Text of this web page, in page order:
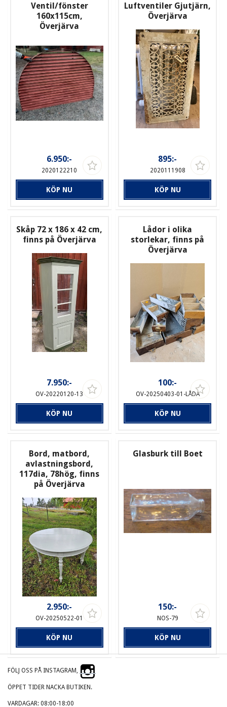
Ventil/fönster
160x115cm,
Överjärva
6.950:-
2020122210
KÖP NU
Luftventiler Gjutjärn,
Överjärva
895:-
2020111908
KÖP NU
Skåp 72 x 186 x 42 cm,
finns på Överjärva
7.950:-
OV-20220120-13
KÖP NU
Lådor i olika
storlekar, finns på
Överjärva
100:-
OV-20250403-01-LÅDA
KÖP NU
Bord, matbord,
avlastningsbord,
117dia, 78hög, finns
på Överjärva
2.950:-
OV-20250522-01
KÖP NU
Glasburk till Boet
150:-
NOS-79
KÖP NU
FÖLJ OSS PÅ INSTAGRAM,
ÖPPET TIDER NACKA BUTIKEN.
VARDAGAR: 08:00-18:00